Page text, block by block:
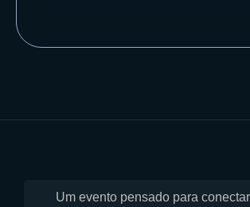
Um evento pensado para conectar